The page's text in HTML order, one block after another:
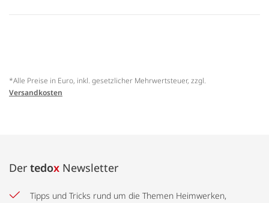
*Alle Preise in Euro, inkl. gesetzlicher Mehrwertsteuer, zzgl.
Versandkosten
Der tedox Newsletter
Tipps und Tricks rund um die Themen Heimwerken,